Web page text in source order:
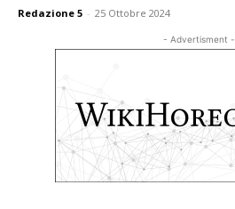
Redazione 5 - 25 Ottobre 2024
- Advertisment -